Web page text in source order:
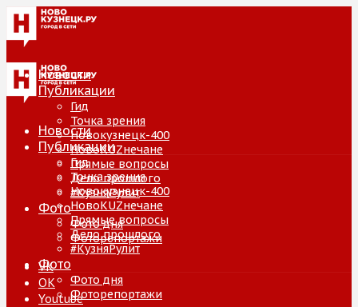
Новости
Публикации
Гид
Точка зрения
Новокузнецк-400
НовоKUZнечане
Прямые вопросы
Дело прошлого
#КузняРулит
Фото
Фото дня
Фоторепортажи
VK
ОК
Youtube
Новости
Публикации
Гид
Точка зрения
Новокузнецк-400
НовоKUZнечане
Прямые вопросы
Дело прошлого
#КузняРулит
Фото
Фото дня
Фоторепортажи